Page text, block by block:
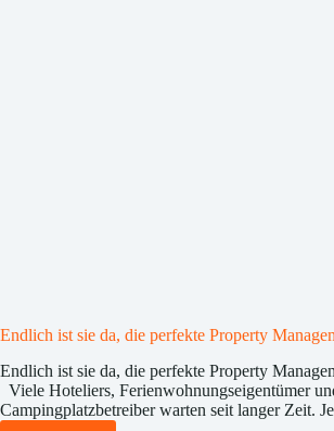
Endlich ist sie da, die perfekte Property
Endlich ist sie da, die perfekte Property
Viele Hoteliers, Ferienwohnungseigentümer
Campingplatzbetreiber warten seit langer Zeit.